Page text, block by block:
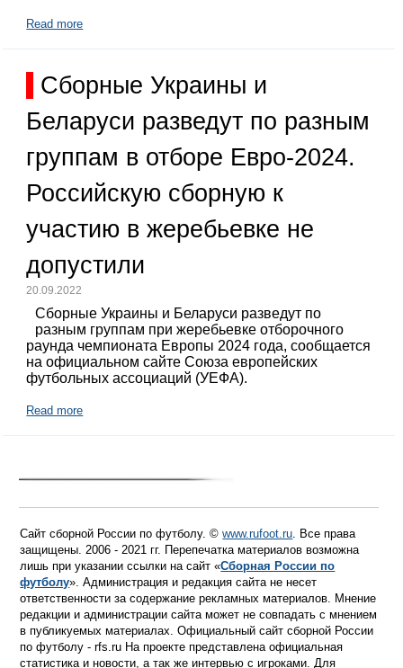
Read more
Сборные Украины и
Беларуси разведут по разным
группам в отборе Евро-2024.
Российскую сборную к
участию в жеребьевке не
допустили
20.09.2022
Сборные Украины и Беларуси разведут по
разным группам при жеребьевке отборочного
раунда чемпионата Европы 2024 года, сообщается
на официальном сайте Союза европейских
футбольных ассоциаций (УЕФА).
Read more
Сайт сборной России по футболу. ©www.rufoot.ru. Все права
защищены. 2006 - 2021 гг. Перепечатка материалов возможна
лишь при указании ссылки на сайт «Сборная России по
футболу». Администрация и редакция сайта не несет
ответственности за содержание рекламных материалов. Мнение
редакции и администрации сайта может не совпадать с мнением
в публикуемых материалах. Официальный сайт сборной России
по футболу - rfs.ru На проекте представлена официальная
статистика и новости, а так же интервью с игроками. Для